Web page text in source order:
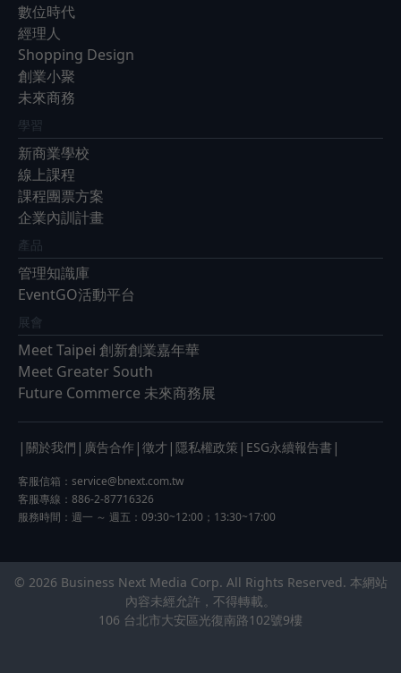
數位時代
經理人
Shopping Design
創業小聚
未來商務
學習
新商業學校
線上課程
課程團票方案
企業內訓計畫
產品
管理知識庫
EventGO活動平台
展會
Meet Taipei 創新創業嘉年華
Meet Greater South
Future Commerce 未來商務展
| 關於我們 | 廣告合作 | 徵才 | 隱私權政策 | ESG永續報告書 |
客服信箱： service@bnext.com.tw
客服專線：886-2-87716326
服務時間：週一 ～ 週五：09:30~12:00；13:30~17:00
© 2026 Business Next Media Corp. All Rights Reserved. 本網站
內容未經允許，不得轉載。
106 台北市大安區光復南路102號9樓